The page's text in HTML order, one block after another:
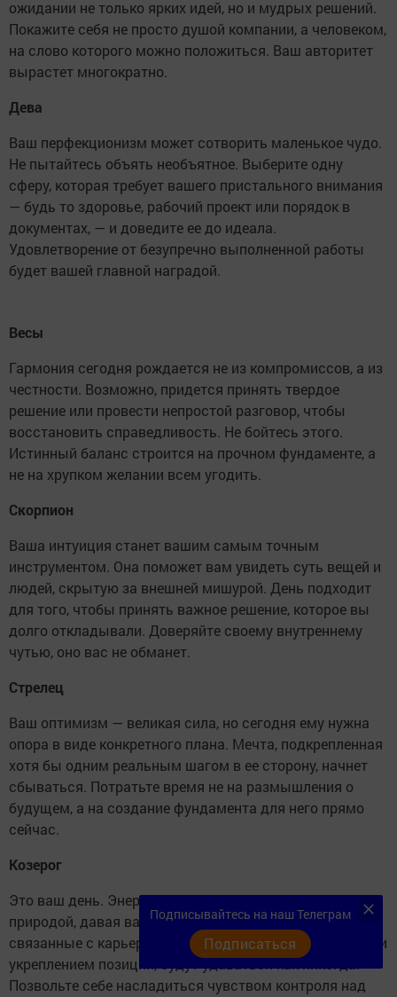
ожидании не только ярких идей, но и мудрых решений.
Покажите себя не просто душой компании, а человеком,
на слово которого можно положиться. Ваш авторитет
вырастет многократно.
Дева
Ваш перфекционизм может сотворить маленькое чудо.
Не пытайтесь объять необъятное. Выберите одну
сферу, которая требует вашего пристального внимания
— будь то здоровье, рабочий проект или порядок в
документах, — и доведите ее до идеала.
Удовлетворение от безупречно выполненной работы
будет вашей главной наградой.
Весы
Гармония сегодня рождается не из компромиссов, а из
честности. Возможно, придется принять твердое
решение или провести непростой разговор, чтобы
восстановить справедливость. Не бойтесь этого.
Истинный баланс строится на прочном фундаменте, а
не на хрупком желании всем угодить.
Скорпион
Ваша интуиция станет вашим самым точным
инструментом. Она поможет вам увидеть суть вещей и
людей, скрытую за внешней мишурой. День подходит
для того, чтобы принять важное решение, которое вы
долго откладывали. Доверяйте своему внутреннему
чутью, оно вас не обманет.
Стрелец
Ваш оптимизм — великая сила, но сегодня ему нужна
опора в виде конкретного плана. Мечта, подкрепленная
хотя бы одним реальным шагом в ее сторону, начнет
сбываться. Потратьте время не на размышления о
будущем, а на создание фундамента для него прямо
сейчас.
Козерог
Это ваш день. Энергия субботы резонирует с вашей
природой, давая вам силу и уверенность. Любые дела,
связанные с карьерой, долгосрочным планированием и
укреплением позиций, будут удаваться как никогда.
Позвольте себе насладиться чувством контроля над
Подписывайтесь на наш Телеграм
Подписаться